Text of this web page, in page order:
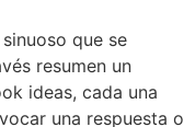
que se
resumen un
ideas, cada una
una respuesta o